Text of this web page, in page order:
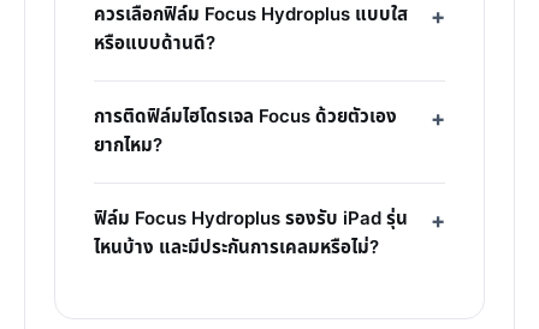
ควรเลือกฟิล์ม Focus Hydroplus แบบใส
หรือแบบด้านดี?
การติดฟิล์มไฮโดรเจล Focus ด้วยตัวเอง
ยากไหม?
ฟิล์ม Focus Hydroplus รองรับ iPad รุ่น
ไหนบ้าง และมีประกันการเคลมหรือไม่?